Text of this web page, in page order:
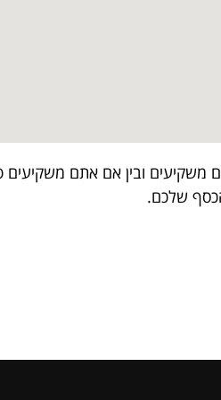
משקיעים ובין אם אתם משקיעים
הכסף שלכם.